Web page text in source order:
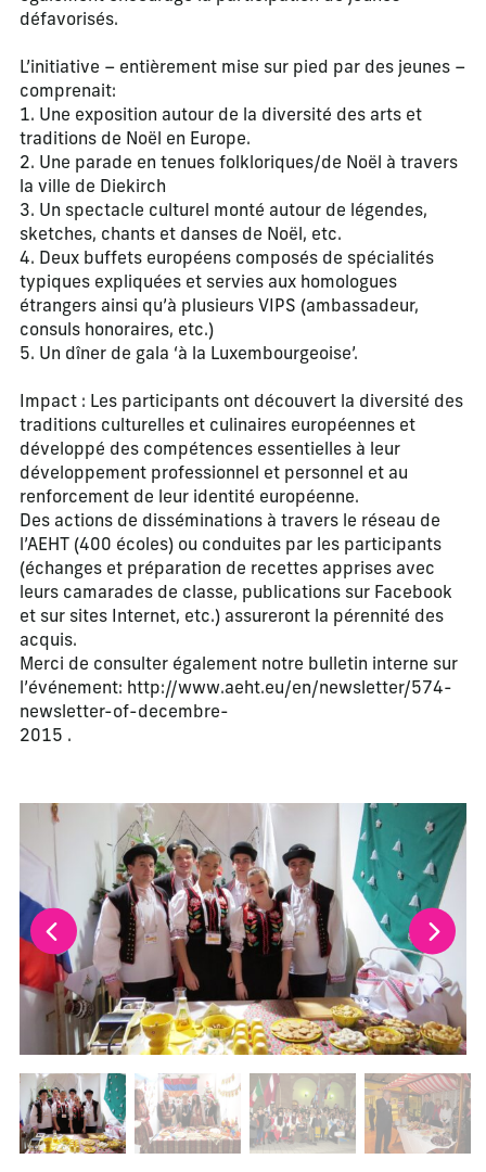
défavorisés.
L’initiative – entièrement mise sur pied par des jeunes –
comprenait:
1. Une exposition autour de la diversité des arts et
traditions de Noël en Europe.
2. Une parade en tenues folkloriques/de Noël à travers
la ville de Diekirch
3. Un spectacle culturel monté autour de légendes,
sketches, chants et danses de Noël, etc.
4. Deux buffets européens composés de spécialités
typiques expliquées et servies aux homologues
étrangers ainsi qu’à plusieurs VIPS (ambassadeur,
consuls honoraires, etc.)
5. Un dîner de gala ‘à la Luxembourgeoise’.
Impact : Les participants ont découvert la diversité des
traditions culturelles et culinaires européennes et
développé des compétences essentielles à leur
développement professionnel et personnel et au
renforcement de leur identité européenne.
Des actions de disséminations à travers le réseau de
l’AEHT (400 écoles) ou conduites par les participants
(échanges et préparation de recettes apprises avec
leurs camarades de classe, publications sur Facebook
et sur sites Internet, etc.) assureront la pérennité des
acquis.
Merci de consulter également notre bulletin interne sur
l’événement: http://www.aeht.eu/en/newsletter/574-
newsletter-of-decembre-
2015 .
La modification de la diapositive actuelle de ce
Changer la diapositive actuelle de ce carrousel